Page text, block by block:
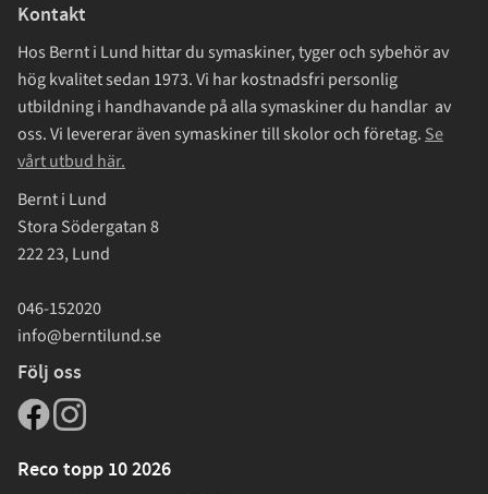
Kontakt
Hos Bernt i Lund hittar du symaskiner, tyger och sybehör av
hög kvalitet sedan 1973. Vi har kostnadsfri personlig
utbildning i handhavande på alla symaskiner du handlar av
oss. Vi levererar även symaskiner till skolor och företag. Se
vårt utbud här.
Bernt i Lund
Stora Södergatan 8
222 23, Lund
046-152020
info@berntilund.se
Följ oss
Reco topp 10 2026